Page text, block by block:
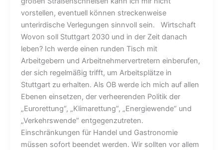
vorstellen, eventuell können streckenweise
unterirdische Verlegungen sinnvoll sein. Wirtschaft
Wovon soll Stuttgart 2030 und in der Zeit danach
leben? Ich werde einen runden Tisch mit
Arbeitgebern und Arbeitnehmervertretern einberufen,
der sich regelmäßig trifft, um Arbeitsplätze in
Stuttgart zu erhalten. Als OB werde ich mich auf allen
Ebenen einsetzen, der verheerenden Politik der
„Eurorettung“, „Klimarettung“, „Energiewende“ und
„Verkehrswende“ entgegenzutreten.
Einschränkungen für Handel und Gastronomie
müssen sofort beendet werden. Wir sollten vor allem